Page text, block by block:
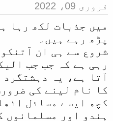
فروری 09، 2022
میں جذبات لکھ رہا
پڑھ رہے ہیں۔
شروع سے ہی ان
رہی ہے کہ جب جب
آتا ہے، یہ
کا نام لینے کی
کچھ ایسے مسائل
ہندو اور مسلمانوں